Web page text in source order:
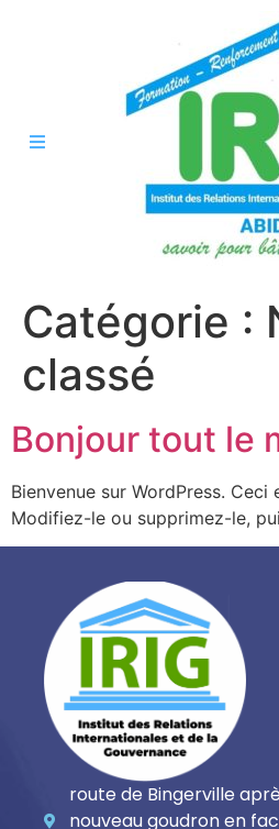
Catégorie :
classé
Bonjour tout le
Bienvenue sur WordPress.
Modifiez-le ou supprimez-le,
route de Bingerville
nouveau goudron en